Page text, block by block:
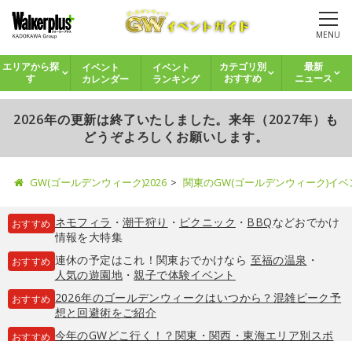
MENU
エリアから探
す
イベント
カレンダー
イベント
ランキング
カテゴリ別
おすすめ
最新
ニュース
2026年の更新は終了いたしました。来年（2027年）も
どうぞよろしくお願いします。
GW(ゴールデンウィーク)2026 関東のGW(ゴールデンウィーク)イ
おすすめ ネモフィラ ・ 潮干狩り ・ ピクニック ・ BBQなどおでかけ
情報を大特集
おすすめ 連休の予定はこれ！関東おでかけなら 至福の温泉 ・
人気の遊園地・親子で体験イベント
おすすめ 2026年のゴールデンウィークはいつから？混雑ピーク予
想と回避術をご紹介
おすすめ 今年のGWどこ行く！？関東・関西・東海エリア別スポ